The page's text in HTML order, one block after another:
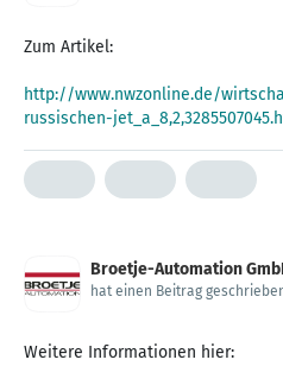
Zum Artikel:
http://www.nwzonline.de/
russischen-
Broetje-Automation
hat einen Beitrag
Weitere Informationen hier: